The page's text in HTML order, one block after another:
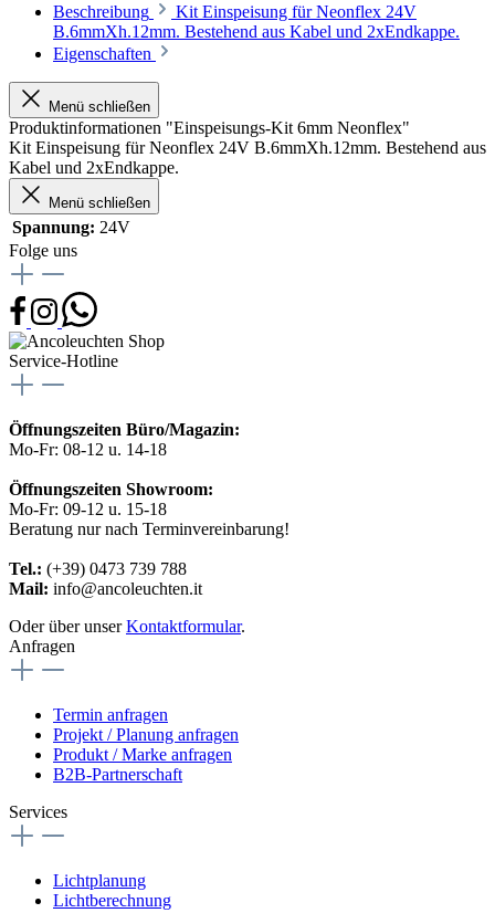
Beschreibung
Kit Einspeisung für Neonflex 24V
B.6mmXh.12mm. Bestehend aus Kabel und 2xEndkappe.
Eigenschaften
Menü schließen
Produktinformationen "Einspeisungs-Kit 6mm Neonflex"
Kit Einspeisung für Neonflex 24V B.6mmXh.12mm. Bestehend aus
Kabel und 2xEndkappe.
Menü schließen
Spannung: 24V
Folge uns
Service-Hotline
Öffnungszeiten Büro/Magazin:
Mo-Fr: 08-12 u. 14-18
Öffnungszeiten Showroom:
Mo-Fr: 09-12 u. 15-18
Beratung nur nach Terminvereinbarung!
Tel.: (+39) 0473 739 788
Mail: info@ancoleuchten.it
Oder über unserKontaktformular.
Anfragen
Termin anfragen
Projekt / Planung anfragen
Produkt / Marke anfragen
B2B-Partnerschaft
Services
Lichtplanung
Lichtberechnung